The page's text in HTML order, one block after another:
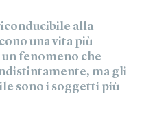
alla
una vita più
fenomeno che
ma gli
sono i soggetti più